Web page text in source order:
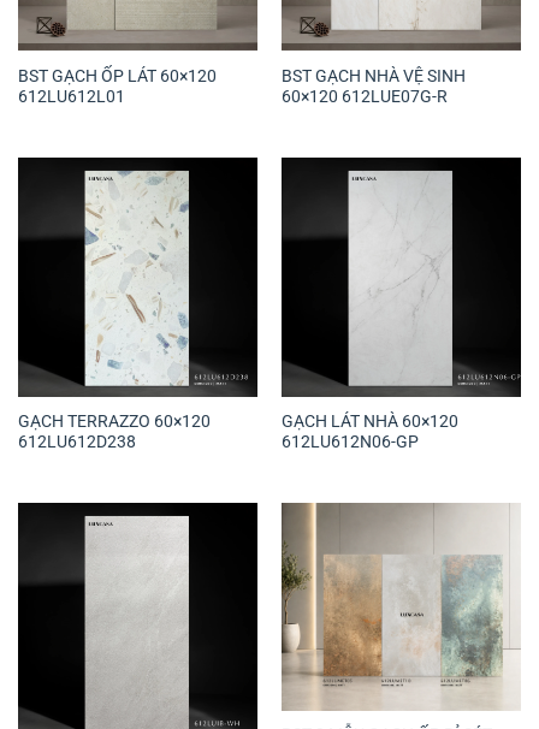
BST GẠCH ỐP LÁT 60×120
612LU612L01
BST GẠCH NHÀ VỆ SINH
60×120 612LUE07G-R
GẠCH TERRAZZO 60×120
612LU612D238
GẠCH LÁT NHÀ 60×120
612LU612N06-GP